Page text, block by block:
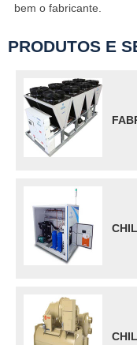
bem o fabricante.
PRODUTOS E